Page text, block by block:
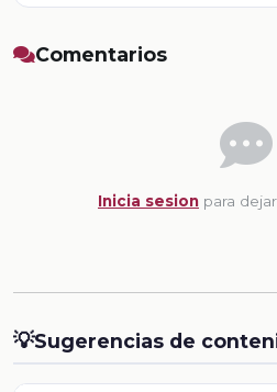
Comentarios
Inicia sesion para
💡Sugerencias de